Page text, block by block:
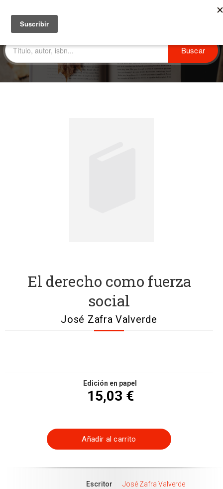
El derecho como fuerza
social
José Zafra Valverde
Edición en papel
15,03 €
Añadir al carrito
Escritor
José Zafra Valverde